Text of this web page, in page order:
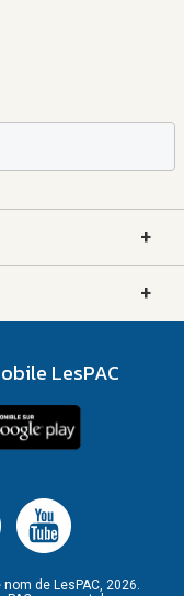
+
+
LesPAC
de LesPAC, 2026.